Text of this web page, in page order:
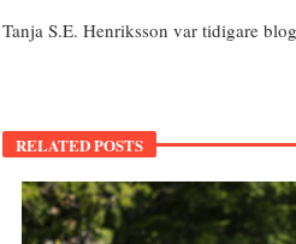
Tanja S.E. Henriksson var tidigare
RELATED POSTS